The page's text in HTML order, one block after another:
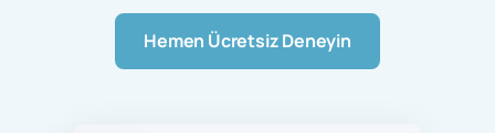
Hemen Ücretsiz Deneyin